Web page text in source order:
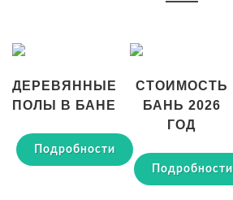
ДЕРЕВЯННЫЕ
ПОЛЫ В БАНЕ
Подробности
СТОИМОСТЬ
БАНЬ 2026
ГОД
Подробности